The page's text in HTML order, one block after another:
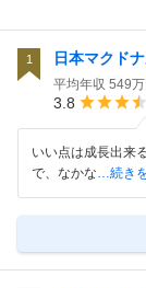
1 日本マクド
平均年収 549万
3.8
いい点は成長出来
で、なかな…続き